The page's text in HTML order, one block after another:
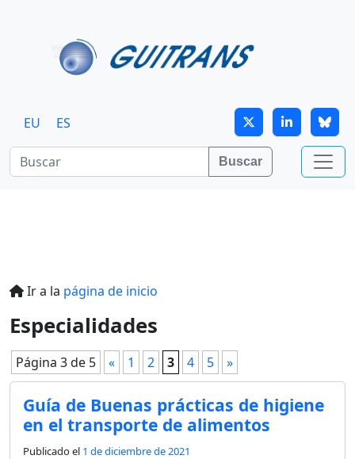
EU ES
Buscar
Ir a la página de inicio
Especialidades
Página 3 de 5 « 1 2 3 4 5 »
Guía de Buenas prácticas de higiene
en el transporte de alimentos
Publicado el 1 de diciembre de 2021